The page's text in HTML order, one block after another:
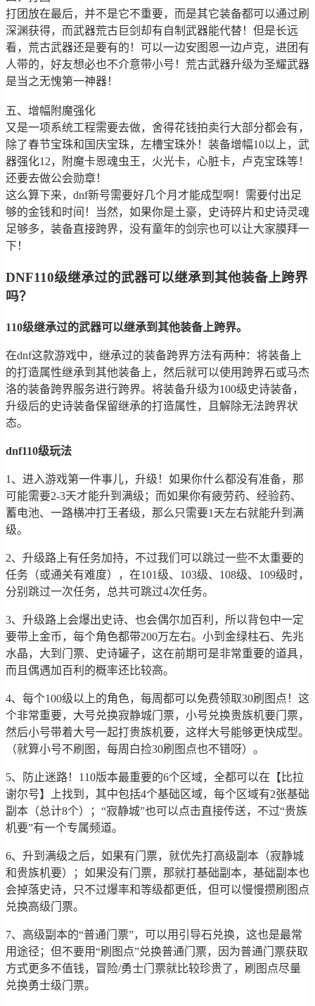
打团放在最后，并不是它不重要，而是其它装备都可以通过刷
深渊获得，而武器荒古巨剑却有自制武器能代替！但是长远
看，荒古武器还是要有的！可以一边安图恩一边卢克，进团有
人带的，好友想必也不介意带小号！荒古武器升级为圣耀武器
是当之无愧第一神器！
五、增幅附魔强化
又是一项系统工程需要去做，舍得花钱拍卖行大部分都会有，
除了春节宝珠和国庆宝珠，左槽宝珠外！装备增幅10以上，武
器强化12，附魔卡恩魂虫王，火光卡，心脏卡，卢克宝珠等！
还要去做公会勋章！
这么算下来，dnf新号需要好几个月才能成型啊！需要付出足
够的金钱和时间！当然，如果你是土豪，史诗碎片和史诗灵魂
足够多，装备直接跨界，没有童年的剑宗也可以让大家膜拜一
下！
DNF110级继承过的武器可以继承到其他装备上跨界
吗？
110级继承过的武器可以继承到其他装备上跨界。
在dnf这款游戏中，继承过的装备跨界方法有两种：将装备上
的打造属性继承到其他装备上，然后就可以使用跨界石或马杰
洛的装备跨界服务进行跨界。将装备升级为100级史诗装备，
升级后的史诗装备保留继承的打造属性，且解除无法跨界状
态。
dnf110级玩法
1、进入游戏第一件事儿，升级！如果你什么都没有准备，那
可能需要2-3天才能升到满级；而如果你有疲劳药、经验药、
蓄电池、一路横冲打王者级，那么只需要1天左右就能升到满
级。
2、升级路上有任务加持，不过我们可以跳过一些不太重要的
任务（或通关有难度），在101级、103级、108级、109级时，
分别跳过一次任务，总共可跳过4次任务。
3、升级路上会爆出史诗、也会偶尔加百利，所以背包中一定
要带上金币，每个角色都带200万左右。小到金绿柱石、先兆
水晶，大到门票、史诗罐子，这在前期可是非常重要的道具，
而且偶遇加百利的概率还比较高。
4、每个100级以上的角色，每周都可以免费领取30刷图点！这
个非常重要，大号兑换寂静城门票，小号兑换贵族机要门票，
然后小号带着大号一起打贵族机要，这样大号能够更快成型。
（就算小号不刷图，每周白捡30刷图点也不错呀）。
5、防止迷路！110版本最重要的6个区域，全都可以在【比拉
谢尔号】上找到，其中包括4个基础区域，每个区域有2张基础
副本（总计8个）；“寂静城”也可以点击直接传送，不过“贵族
机要”有一个专属频道。
6、升到满级之后，如果有门票，就优先打高级副本（寂静城
和贵族机要）；如果没有门票，那就打基础副本，基础副本也
会掉落史诗，只不过爆率和等级都更低，但可以慢慢攒刷图点
兑换高级门票。
7、高级副本的“普通门票”，可以用引导石兑换，这也是最常
用途径；但不要用“刷图点”兑换普通门票，因为普通门票获取
方式更多不值钱，冒险/勇士门票就比较珍贵了，刷图点尽量
兑换勇士级门票。